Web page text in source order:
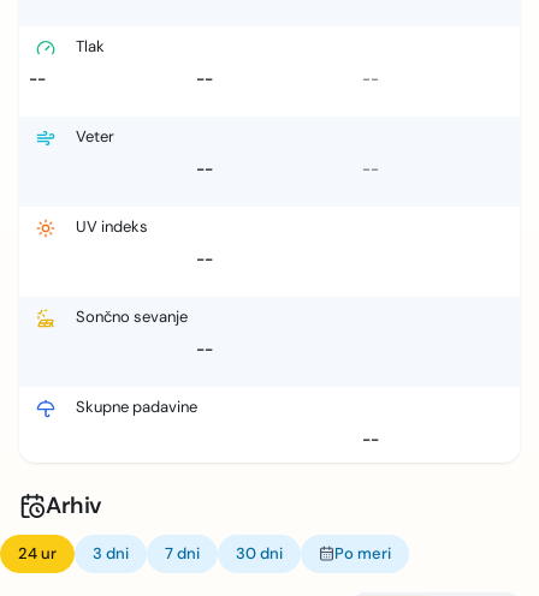
Tlak
--
-- --
Veter
--
--
UV indeks
--
Sončno sevanje
--
Skupne padavine
--
Arhiv
24 ur 3 dni 7 dni 30 dni Po meri